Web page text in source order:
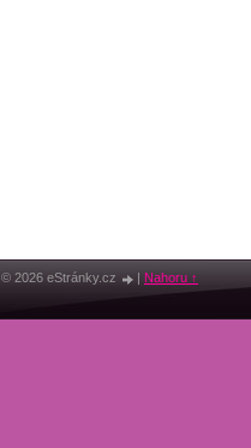
© 2026 eStránky.cz | Nahoru ↑